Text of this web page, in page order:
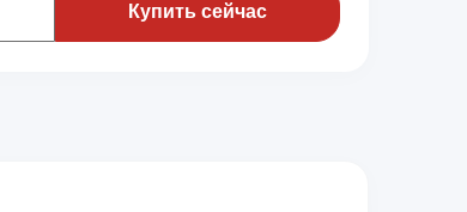
Купить сейчас